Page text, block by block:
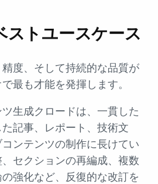
ストユースケース
度、そして持続的な品質が
最も才能を発揮します。
生成クロードは、一貫した
記事、レポート、技術文
ンテンツの制作に長けてい
セクションの再編成、複数
強化など、反復的な改訂を